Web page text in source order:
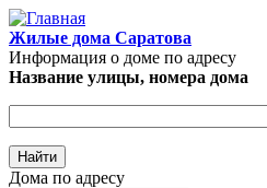
Перейти к основному содержанию
Жилые дома Саратова
Информация о доме по адресу
Название улицы, номера дома
Дома по адресу